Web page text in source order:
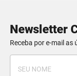
Newsletter
Receba por e-mail